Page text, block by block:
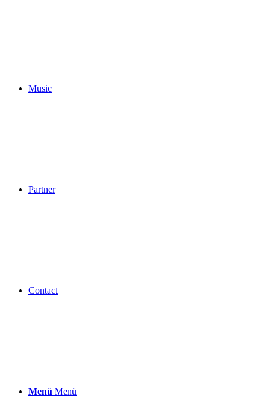
Music
Partner
Contact
Menü Menü